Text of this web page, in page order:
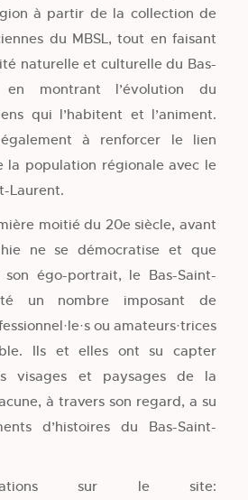
à partir de la collection de
du MBSL, tout en faisant
naturelle et culturelle du Bas-
en montrant l’évolution du
qui l’habitent et l’animent.
également à renforcer le lien
la population régionale avec le
Laurent.
moitié du 20e siècle, avant
ne se démocratise et que
égo-portrait, le Bas-Saint-
un nombre imposant de
ou amateurs·trices
Ils et elles ont su capter
visages et paysages de la
à travers son regard, a su
d’histoires du Bas-Saint-
sur le site: